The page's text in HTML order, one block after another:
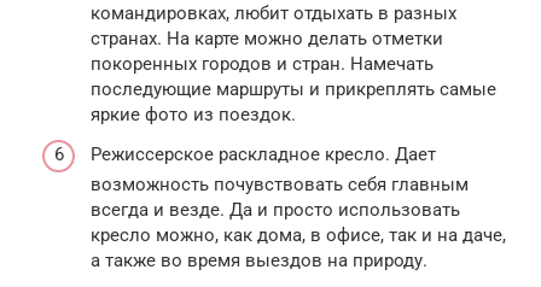
командировках, любит отдыхать в разных
странах. На карте можно делать отметки
покоренных городов и стран. Намечать
последующие маршруты и прикреплять самые
яркие фото из поездок.
Режиссерское раскладное кресло. Дает
возможность почувствовать себя главным
всегда и везде. Да и просто использовать
кресло можно, как дома, в офисе, так и на даче,
а также во время выездов на природу.